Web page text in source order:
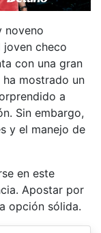
noveno
joven checo
con una gran
mostrado un
a
Sin embargo,
y el manejo de
en este
Apostar por
opción sólida.